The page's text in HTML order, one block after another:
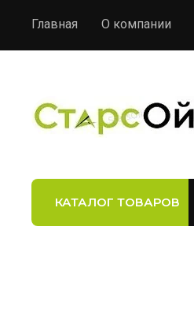
Главная О компании
КАТАЛОГ ТОВАРОВ